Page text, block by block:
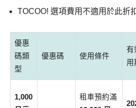
TOCOO! 選項費用不適用於此折
優惠
碼類
型
優惠碼 使用條件
有
用
1,000
租車預約滿